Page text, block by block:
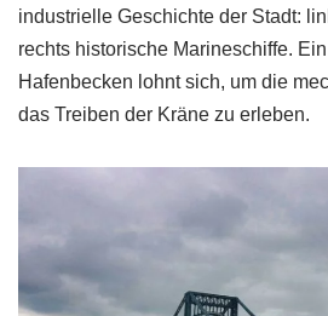
industrielle Geschichte der Stadt:
rechts historische Marineschiffe.
Hafenbecken lohnt sich, um die
das Treiben der Kräne zu erleben.